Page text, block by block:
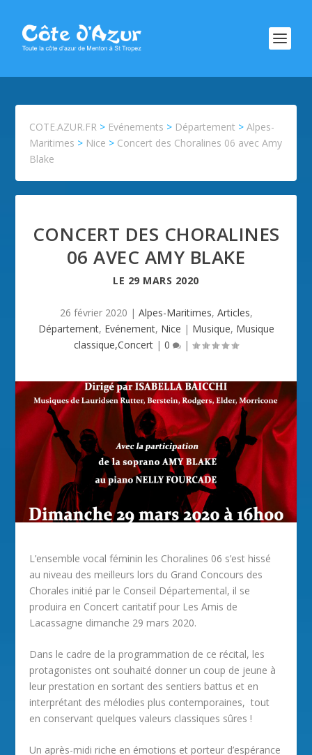
COTE.AZUR.FR > Evénements > Département >Alpes-
Maritimes > Nice > Concert des Choralines 06 avec Amy
Blake
CONCERT DES CHORALINES
06 AVEC AMY BLAKE
LE 29 MARS 2020
26 février 2020 | Alpes-Maritimes, Articles,
Département, Evénement, Nice | Musique, Musique
classique,Concert | 0 |
L’ensemble vocal féminin les Choralines 06 s’est hissé
au niveau des meilleurs lors du Grand Concours des
Chorales initié par le Conseil Départemental, il se
produira en Concert caritatif pour Les Amis de
Lacassagne dimanche 29 mars 2020.
Dans le cadre de la programmation de ce récital, les
protagonistes ont souhaité donner un coup de jeune à
leur prestation en sortant des sentiers battus et en
interprétant des mélodies plus contemporaines, tout
en conservant quelques valeurs classiques sûres !
Un après-midi riche en émotions et porteur d’espérance